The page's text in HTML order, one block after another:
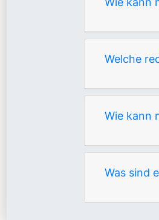
Welche
Wie kann
Was sind